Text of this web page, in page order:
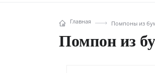
Главная Помпоны из
Помпон из